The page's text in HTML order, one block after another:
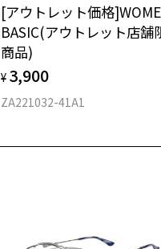
[アウトレット価格
BASIC(アウトレット店舗
商品)
¥ 3,900
ZA221032-41A1